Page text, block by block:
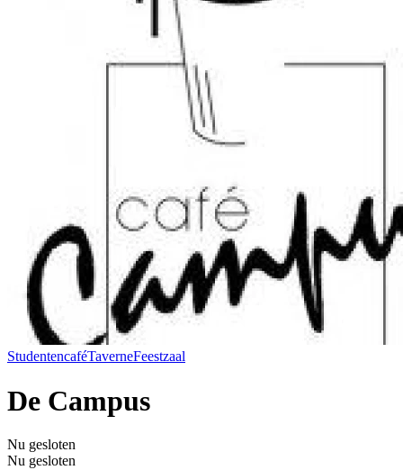
StudentencaféTaverneFeestzaal
De Campus
Nu gesloten
Nu gesloten